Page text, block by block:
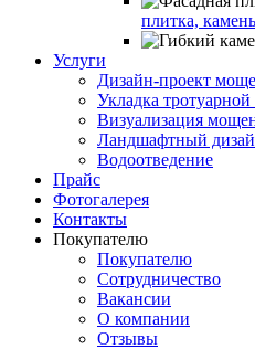
плитка,
Услуги
Дизайн-проект
Укладка
Визуализация
Ландшафтный
Водоотведение
Прайс
Фотогалерея
Контакты
Покупателю
Покупателю
Сотрудничество
Вакансии
О компании
Отзывы